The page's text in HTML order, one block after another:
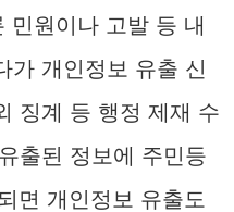
민원이나 고발 등 내
가 개인정보 유출 신
징계 등 행정 제재 수
출된 정보에 주민등
면 개인정보 유출도